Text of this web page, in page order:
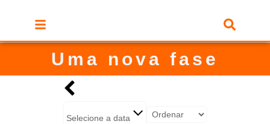
Uma nova fase
Selecione a data